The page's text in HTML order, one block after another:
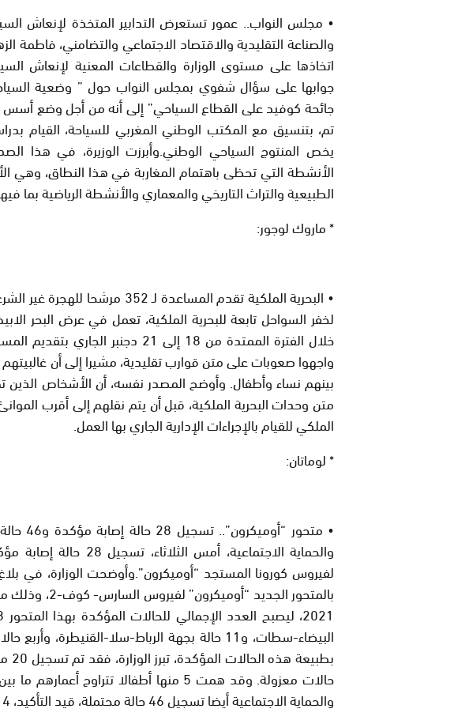
• مجلس النواب.. عمور تستعرض التدابير المتخذة لإنعاش
والصناعة التقليدية والاقتصاد الاجتماعي والتضامني، فاطمة
اتخاذها على مستوى الوزارة والقطاعات المعنية لإنعاش
جوابها على سؤال شفوي بمجلس النواب حول ” وضعية
جائحة كوفيد على القطاع السياحي” إلى أنه من أجل وضع أسس
تم، بتنسيق مع المكتب الوطني المغربي للسياحة، القيام
يخص المنتوج السياحي الوطني.وأبرزت الوزيرة، في هذا
الأنشطة التي تحظى باهتمام المغاربة في هذا النطاق، وهي
الطبيعية والتراث التاريخي والمعماري والأنشطة الرياضية بما
* ماروك لوجور:
• البحرية الملكية تقدم
لخفر السواحل تابعة للبحرية الملكية، تعمل في عرض البحر
واجهوا صعوبات على متن قوارب تقليدية، مشيرا إلى أن
بينهم نساء وأطفال. وأوضح المصدر نفسه، أن الأشخاص الذين
متن وحدات البحرية الملكية، قبل أن يتم نقلهم إلى أقرب
الملكي للقيام بالإجراءات الإدارية الجاري بها العمل.
* لوماتان:
•
البيضاء-سطات، و11 حالة بجهة الرباط-سلا-
والحماية الاجتماعية أيضا تسجيل 46 حالة محتملة، قيد التأكيد، 14 حالة منها بجهة مراكش ـ آسفي.